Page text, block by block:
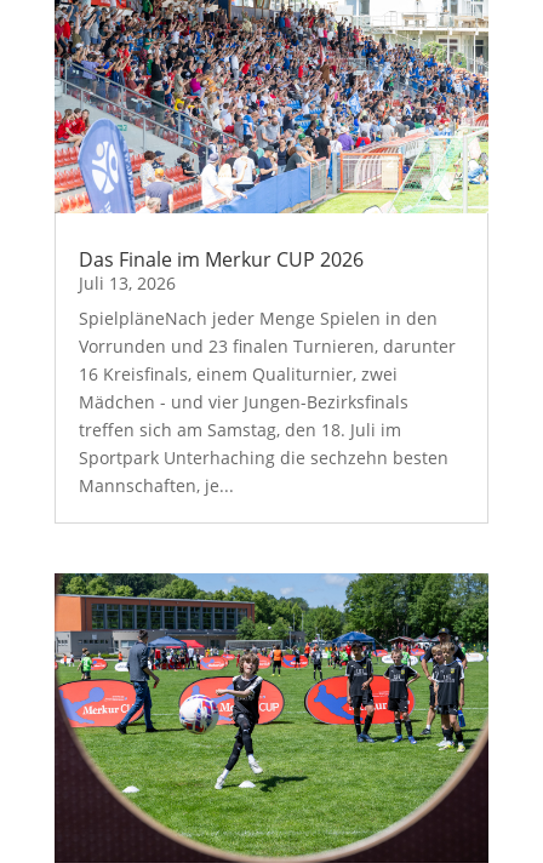
Das Finale im Merkur CUP 2026
Juli 13, 2026
SpielpläneNach jeder Menge Spielen in den
Vorrunden und 23 finalen Turnieren, darunter
16 Kreisfinals, einem Qualiturnier, zwei
Mädchen - und vier Jungen-Bezirksfinals
treffen sich am Samstag, den 18. Juli im
Sportpark Unterhaching die sechzehn besten
Mannschaften, je...